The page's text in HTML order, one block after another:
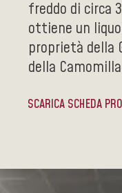
freddo di circa
ottiene un
proprietà della
della
SCARICA SCHEDA